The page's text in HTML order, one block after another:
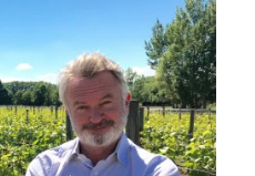
｜卡利薩爾酒莊
原酒莊